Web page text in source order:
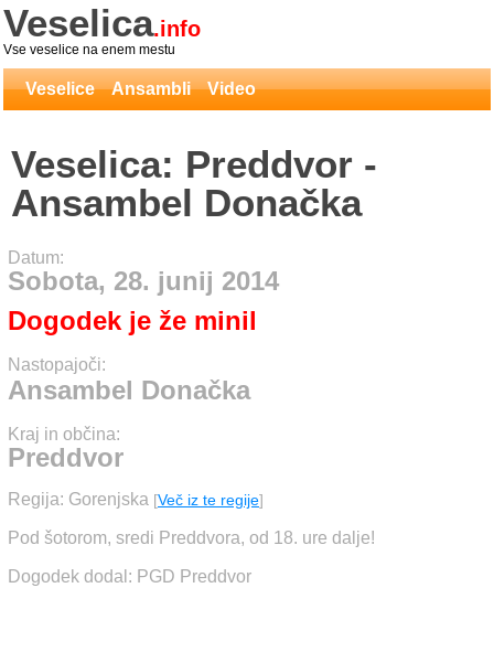
Veselica.info
Vse veselice na enem mestu
Veselice Ansambli Video
Veselica: Preddvor -
Ansambel Donačka
Datum:
Sobota, 28. junij 2014
Dogodek je že minil
Nastopajoči:
Ansambel Donačka
Kraj in občina:
Preddvor
Regija: Gorenjska [Več iz te regije]
Pod šotorom, sredi Preddvora, od 18. ure dalje!
Dogodek dodal: PGD Preddvor